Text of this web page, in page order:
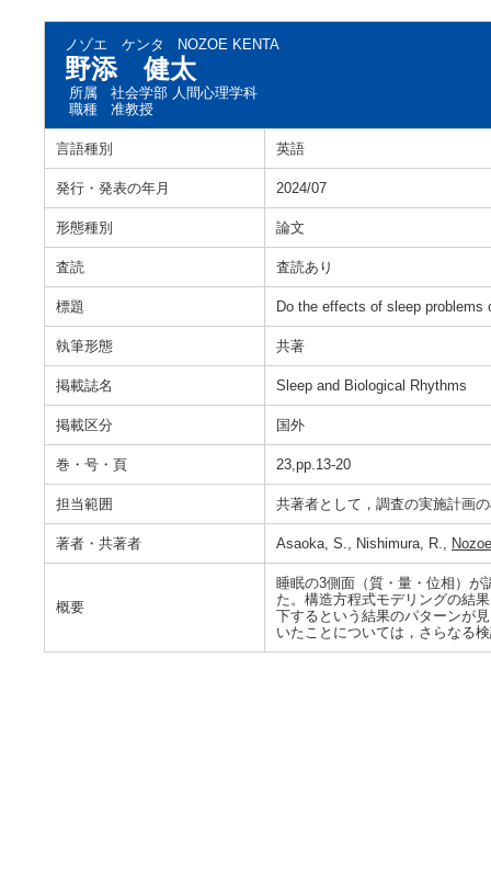
ノゾエ ケンタ NOZOE KENTA
野添 健太
所属
社会学部 人間心理学科
職種
准教授
言語種別 英語
発行・発表の年月 2024/07
形態種別 論文
査読 査読あり
標題 Do the effects of sleep
執筆形態 共著
掲載誌名 Sleep and Biological Rhythms
掲載区分 国外
巻・号・頁 23,pp.13-20
担当範囲 共著者として，調査の実施計画
著者・共著者 Asaoka, S., Nishimura, R.,
概要
睡眠の3側面（質・量・位相）
た。構造方程式モデリングの結
下するという結果のパターンが
いたことについては，さらなる